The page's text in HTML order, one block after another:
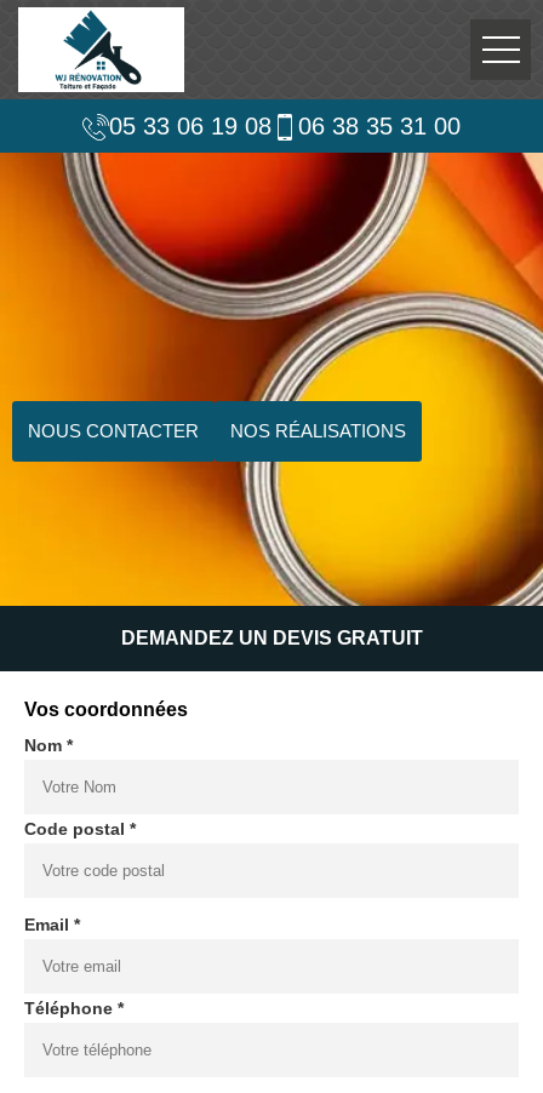
05 33 06 19 08 06 38 35 31 00
NOUS CONTACTER NOS RÉALISATIONS
DEMANDEZ UN DEVIS GRATUIT
Vos coordonnées
Nom *
Code postal *
Email *
Téléphone *